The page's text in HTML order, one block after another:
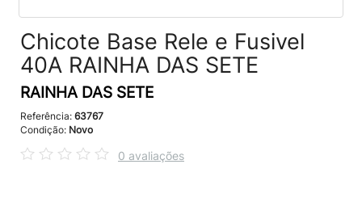
Chicote Base Rele e Fusivel
40A RAINHA DAS SETE
RAINHA DAS SETE
Referência: 63767
Condição: Novo
0 avaliações